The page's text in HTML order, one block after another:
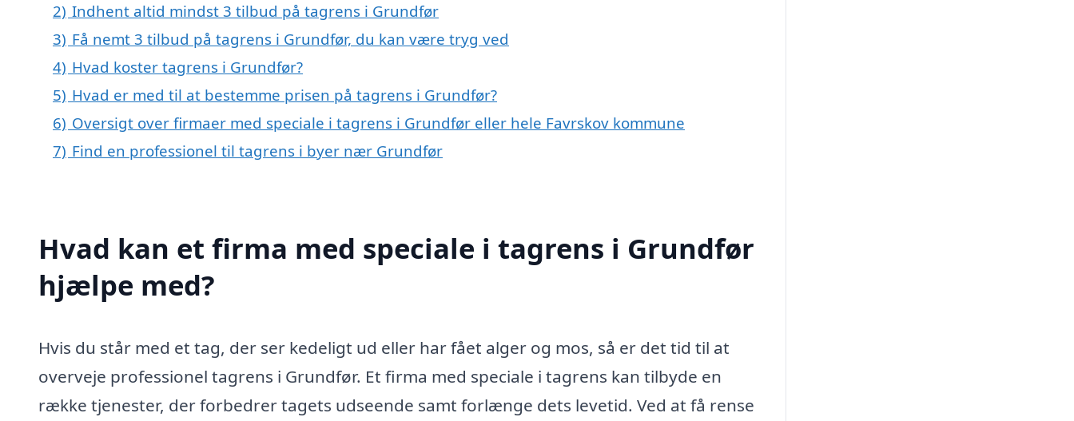
2) Indhent altid mindst 3 tilbud på tagrens i Grundfør
3) Få nemt 3 tilbud på tagrens i Grundfør, du kan være tryg ved
4) Hvad koster tagrens i Grundfør?
5) Hvad er med til at bestemme prisen på tagrens i Grundfør?
6) Oversigt over firmaer med speciale i tagrens i Grundfør eller hele Favrskov kommune
7) Find en professionel til tagrens i byer nær Grundfør
Hvad kan et firma med speciale i tagrens i Grundfør
hjælpe med?
Hvis du står med et tag, der ser kedeligt ud eller har fået alger og mos, så er det tid til at
overveje professionel tagrens i Grundfør. Et firma med speciale i tagrens kan tilbyde en
række tjenester, der forbedrer tagets udseende samt forlænge dets levetid. Ved at få rense